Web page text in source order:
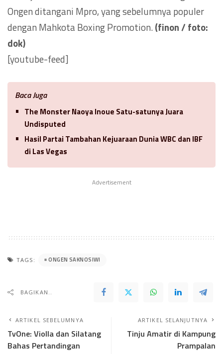
Ongen ditangani Mpro, yang sebelumnya populer
dengan Mahkota Boxing Promotion.(finon / foto:
dok)
[youtube-feed]
Baca Juga
The Monster Naoya Inoue Satu-satunya Juara
Undisputed
Hasil Partai Tambahan Kejuaraan Dunia WBC dan IBF
di Las Vegas
Advertisement
TAGS: ONGEN SAKNOSIWI
BAGIKAN..
ARTIKEL SEBELUMNYA
TvOne: Violla dan Silatang
Bahas Pertandingan
ARTIKEL SELANJUTNYA
Tinju Amatir di Kampung
Prampalan